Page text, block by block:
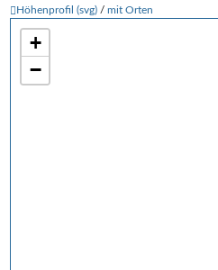
+
−
Höhenprofil (svg) /mit Orten